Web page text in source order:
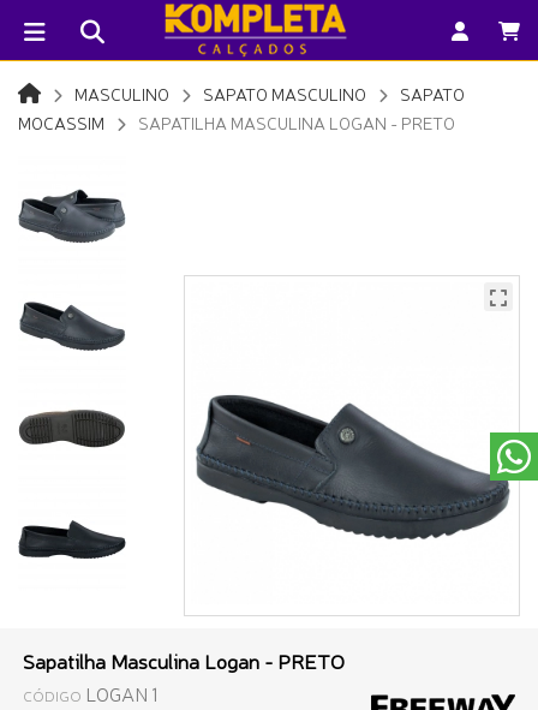
MASCULINO SAPATO MASCULINO
SAPATO
MOCASSIM
SAPATILHA MASCULINA LOGAN - PRETO
Sapatilha Masculina Logan - PRETO
CÓDIGO LOGAN 1